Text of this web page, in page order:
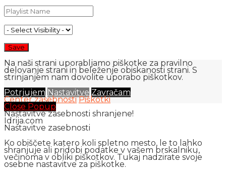
Na naši strani uporabljamo piškotke za pravilno
delovanje strani in beleženje obiskanosti strani. S
strinjanjem nam dovolite uporabo piškotkov.
Potrjujem Nastavitve Zavračam
Center zasebnosti Piškotki
Close Popup
Nastavitve zasebnosti shranjene!
Idrija.com
Nastavitve zasebnosti
Ko obiščete katero koli spletno mesto, le to lahko
shranjuje ali pridobi podatke v vašem brskalniku,
večinoma v obliki piškotkov. Tukaj nadzirate svoje
osebne nastavitve za piškotke.